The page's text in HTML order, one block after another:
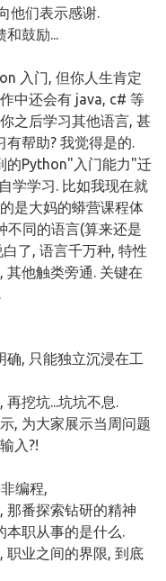
他们表示感谢.
和鼓励...
入门, 但你人生肯定
中还会有 java, c# 等
之后学习其他语言, 甚
帮助? 我觉得是的.
的Python"入门能力"迁
学学习. 比如我现在就
是大妈的蟒营课程体
不同的语言(算来还是
了, 语言千万种, 特性
其他触类旁通. 关键在
确, 只能独立沉浸在工
再挖坑...坑坑不息.
, 为大家展示当周问题
入?!
编程,
那番探索钻研的精神
本职从事的是什么.
职业之间的界限, 到底